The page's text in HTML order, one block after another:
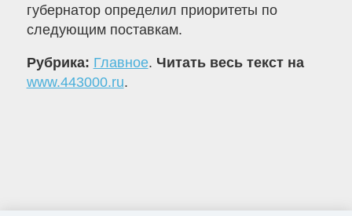
губернатор определил приоритеты по
следующим поставкам.
Рубрика: Главное. Читать весь текст на
www.443000.ru.